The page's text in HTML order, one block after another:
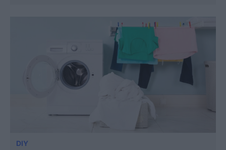
DIY